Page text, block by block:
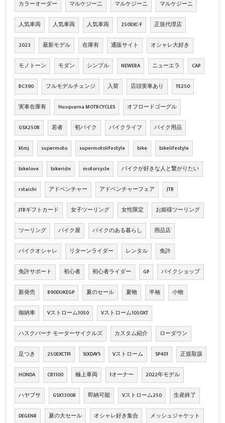
カラーオーダー マルケジーニ マルケジーニ マルケジーニ
人気車両 人気車両 人気車両 250EXC-F 正規代理店
2023 最新モデル 在庫有 通販サイト オシャレ大好き
モノトーン モダン シンプル NEWERA ニューエラ CAP
RC390 フルモデルチェンジ 入荷 店頭実車あり TE250
実車在庫有 Husqvarna MOTRCYCLES オフロードゴーグル
GSX250R 若者 初バイク バイクライフ バイク用品
ktmj supermoto supermotolifestyle bike bikelifestyle
bikelove bikeride motorcycle バイクが好きな人と繋がりたい
rstaichi アドベンチャー アドベンチャーフェア JTB
JTBギフトカード 女子ツーリング 女性限定 お姫様ツーリング
ツーリング バイク屋 バイクのある暮らし 用品店
バイクオシャレ リターンライダー レンタル 免許
免許サポート 初心者 初心者ライダー GP バイクショップ
新発売 890DUKEGP 夏のセール 夏物 半袖 小物
御納車 Vストローム1050 Vストローム1050XT
ハスクバーナ モーターサイクルズ カスタム紹介 ローダウン
足つき 250EXCTPI SIXDAYS Vストローム SP401 正規取扱
HONDA CB1100 極上車両 1オーナー 2022年モデル
ハヤブサ GSX1300R 即納可能 Vストローム250 生産終了
DEGENR 夏の大セール オシャレ好き集合 メッシュジャケット